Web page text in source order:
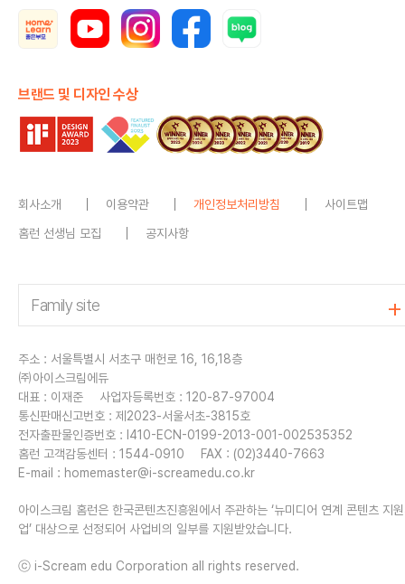
브랜드 및 디자인 수상
회사소개 이용약관 개인정보처리방침
사이트맵
홈런 선생님 모집
공지사항
주소 : 서울특별시 서초구 매헌로 16, 16,18층
㈜아이스크림에듀
대표 : 이재준
사업자등록번호 : 120-87-97004
통신판매신고번호 : 제2023-서울서초-3815호
전자출판물인증번호 : I410-ECN-0199-2013-001-002535352
홈런 고객감동센터 : 1544-0910
FAX : (02)3440-7663
E-mail : homemaster@i-screamedu.co.kr
아이스크림 홈런은 한국콘텐츠진흥원에서 주관하는 ‘뉴미디어 연계 콘텐츠 지
업’ 대상으로 선정되어 사업비의 일부를 지원받았습니다.
ⓒ i-Scream edu Corporation all rights reserved.